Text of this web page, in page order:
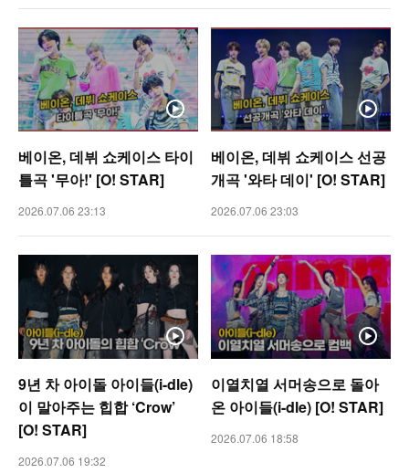
베이온, 데뷔 쇼케이스 타이
틀곡 '무아!' [O! STAR]
2026.07.06 23:13
베이온, 데뷔 쇼케이스 선공
개곡 '와타 데이' [O! STAR]
2026.07.06 23:03
9년 차 아이돌 아이들(i-dle)
이 말아주는 힙합 ‘Crow’
[O! STAR]
2026.07.06 19:32
이열치열 서머송으로 돌아
온 아이들(i-dle) [O! STAR]
2026.07.06 18:58